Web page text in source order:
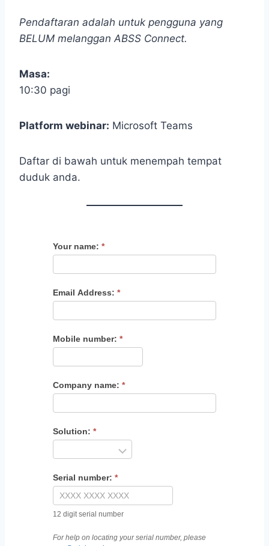
Pendaftaran adalah untuk pengguna yang
BELUM melanggan ABSS Connect.
Masa:
10:30 pagi
Platform webinar: Microsoft Teams
Daftar di bawah untuk menempah tempat
duduk anda.
Your name: *
Email Address: *
Mobile number: *
Company name: *
Solution: *
Serial number: *
12 digit serial number
For help on locating your serial number, please